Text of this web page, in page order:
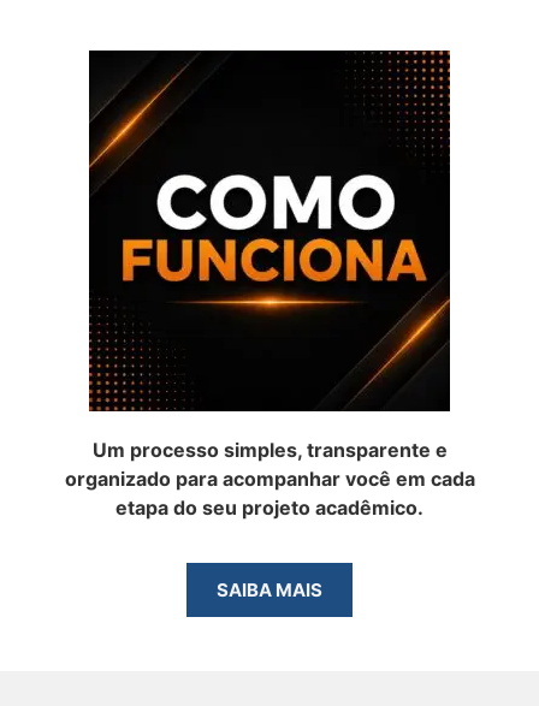
Um processo simples, transparente e
organizado para acompanhar você em cada
etapa do seu projeto acadêmico.
SAIBA MAIS